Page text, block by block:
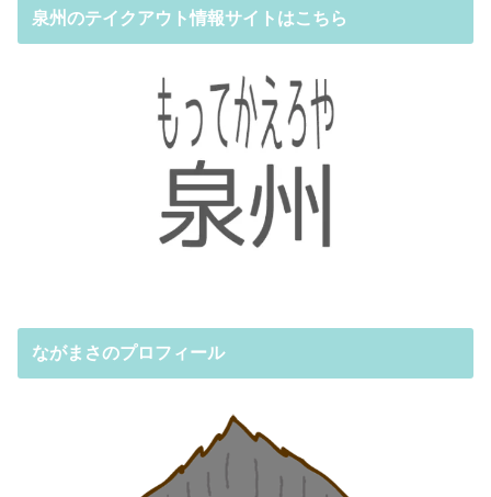
泉州のテイクアウト情報サイトはこちら
ながまさのプロフィール